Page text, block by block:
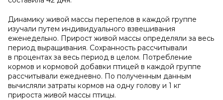
Динамику живой массы перепелов в каждой группе
изучали путем индивидуального взвешивания
еженедельно. Прирост живой массы определяли за весь
период выращивания. Сохранность рассчитывали
в процентах за весь период в целом. Потребление
кормов и кормовой добавки птицей в каждой группе
рассчитывали ежедневно. По полученным данным
вычисляли затраты кормов на одну голову и 1 кг
прироста живой массы птицы.